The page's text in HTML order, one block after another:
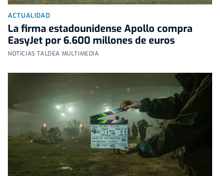
ACTUALIDAD
La firma estadounidense Apollo compra
EasyJet por 6.600 millones de euros
NOTICIAS TALDEA MULTIMEDIA